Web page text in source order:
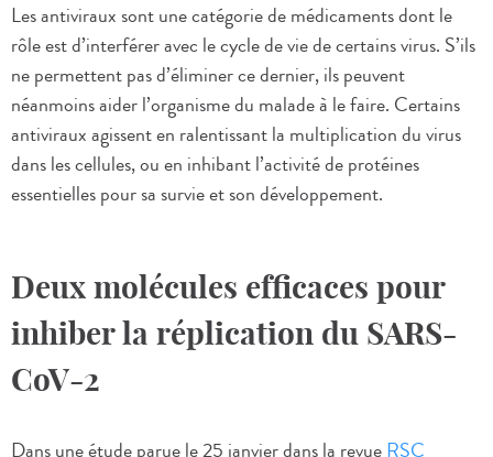
Les antiviraux sont une catégorie de médicaments dont le
rôle est d’interférer avec le cycle de vie de certains virus. S’ils
ne permettent pas d’éliminer ce dernier, ils peuvent
néanmoins aider l’organisme du malade à le faire. Certains
antiviraux agissent en ralentissant la multiplication du virus
dans les cellules, ou en inhibant l’activité de protéines
essentielles pour sa survie et son développement.
Deux molécules efficaces pour
inhiber la réplication du SARS-
CoV-2
Dans une étude parue le 25 janvier dans la revueRSC